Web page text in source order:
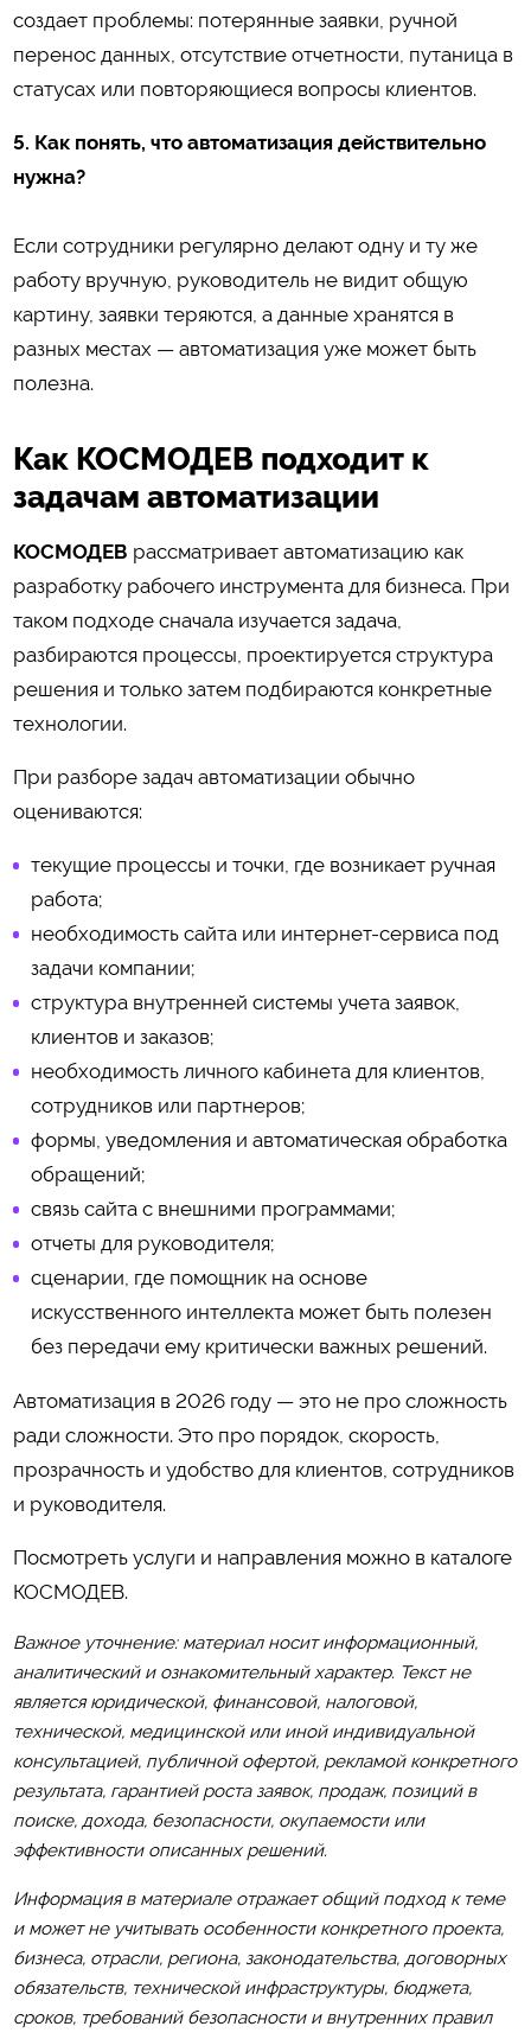
создает проблемы: потерянные заявки, ручной
перенос данных, отсутствие отчетности, путаница в
статусах или повторяющиеся вопросы клиентов.
5. Как понять, что автоматизация действительно
нужна?
Если сотрудники регулярно делают одну и ту же
работу вручную, руководитель не видит общую
картину, заявки теряются, а данные хранятся в
разных местах — автоматизация уже может быть
полезна.
Как КОСМОДЕВ подходит к
задачам автоматизации
КОСМОДЕВ рассматривает автоматизацию как
разработку рабочего инструмента для бизнеса. При
таком подходе сначала изучается задача,
разбираются процессы, проектируется структура
решения и только затем подбираются конкретные
технологии.
При разборе задач автоматизации обычно
оцениваются:
текущие процессы и точки, где возникает ручная
работа;
необходимость сайта или интернет-сервиса под
задачи компании;
структура внутренней системы учета заявок,
клиентов и заказов;
необходимость личного кабинета для клиентов,
сотрудников или партнеров;
формы, уведомления и автоматическая обработка
обращений;
связь сайта с внешними программами;
отчеты для руководителя;
сценарии, где помощник на основе
искусственного интеллекта может быть полезен
без передачи ему критически важных решений.
Автоматизация в 2026 году — это не про сложность
ради сложности. Это про порядок, скорость,
прозрачность и удобство для клиентов, сотрудников
и руководителя.
Посмотреть услуги и направления можно в каталоге
КОСМОДЕВ.
Важное уточнение: материал носит информационный,
аналитический и ознакомительный характер. Текст не
является юридической, финансовой, налоговой,
технической, медицинской или иной индивидуальной
консультацией, публичной офертой, рекламой конкретного
результата, гарантией роста заявок, продаж, позиций в
поиске, дохода, безопасности, окупаемости или
эффективности описанных решений.
Информация в материале отражает общий подход к теме
и может не учитывать особенности конкретного проекта,
бизнеса, отрасли, региона, законодательства, договорных
обязательств, технической инфраструктуры, бюджета,
сроков, требований безопасности и внутренних правил